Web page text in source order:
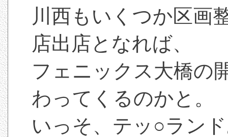
川西もいくつか区画
店出店となれば、
フェニックス大橋の
わってくるのかと。
いっそ、テッ○ラン